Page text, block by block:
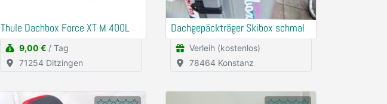
Thule Dachbox Force XT M 400L
9,00 € / Tag
71254 Ditzingen
Dachgepäckträger Skibox schmal
Verleih (kostenlos)
78464 Konstanz